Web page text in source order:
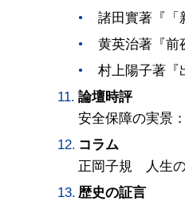
諸田實著『「
黄英治著『前
村上陽子著
論壇時評
安全保障の実景
コラム
正岡子規 人生
歴史の証言